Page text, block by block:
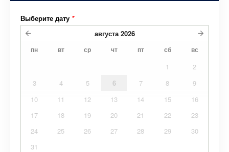
Выберите дату *
августа 2026
пн вт ср чт пт сб вс
1
2
3
4 5 6 7 8
9
10
11 12 13 14 15
16
17
18 19 20 21 22
23
24
25 26 27 28 29
30
31